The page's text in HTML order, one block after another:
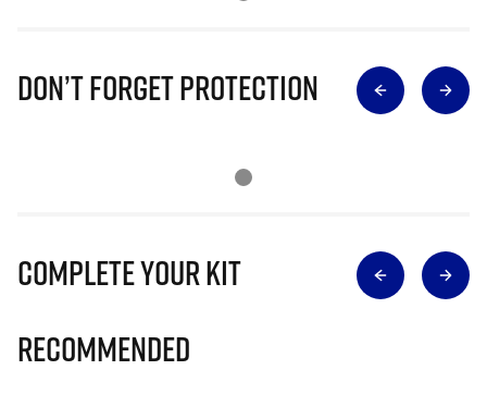
Don’t Forget Protection
Complete Your Kit
Recommended